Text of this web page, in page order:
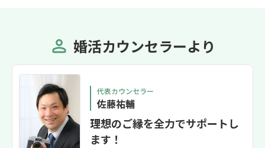
婚活カウンセラーより
代表カウンセラー
佐藤祐輔
理想のご縁を全力でサポートし
ます！